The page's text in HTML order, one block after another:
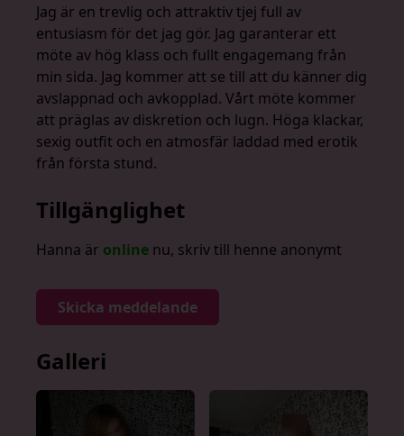
Jag är en trevlig och attraktiv tjej full av
entusiasm för det jag gör. Jag garanterar ett
möte av hög klass och fullt engagemang från
min sida. Jag kommer att se till att du känner dig
avslappnad och avkopplad. Vårt möte kommer
att präglas av diskretion och lugn. Höga klackar,
sexig outfit och en atmosfär laddad med erotik
från första stund.
Tillgänglighet
Hanna är online nu, skriv till henne anonymt
Skicka meddelande
Galleri